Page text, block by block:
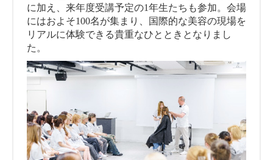
に加え、来年度受講予定の1年生たちも参加。会場
にはおよそ100名が集まり、国際的な美容の現場を
リアルに体験できる貴重なひとときとなりまし
た。